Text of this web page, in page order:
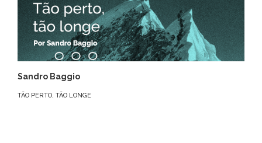
Sandro Baggio
TÃO PERTO, TÃO LONGE